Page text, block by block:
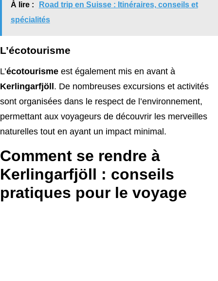
À lire :
Road trip en Suisse : Itinéraires, conseils et
spécialités
L’écotourisme
L’écotourisme est également mis en avant à
Kerlingarfjöll . De nombreuses excursions et activités
sont organisées dans le respect de l’environnement,
permettant aux voyageurs de découvrir les merveilles
naturelles tout en ayant un impact minimal.
Comment se rendre à
Kerlingarfjöll : conseils
pratiques pour le voyage